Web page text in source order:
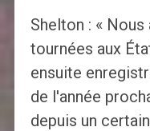
Shelton : «
tournées aux
ensuite
de l'année
depuis un